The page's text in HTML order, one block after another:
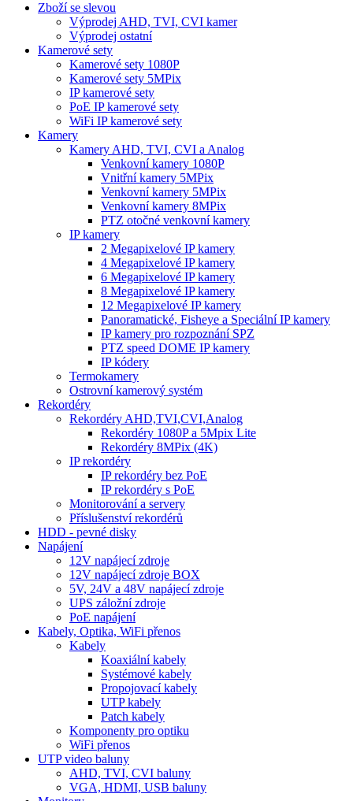
Zboží se slevou
Výprodej AHD, TVI, CVI kamer
Výprodej ostatní
Kamerové sety
Kamerové sety 1080P
Kamerové sety 5MPix
IP kamerové sety
PoE IP kamerové sety
WiFi IP kamerové sety
Kamery
Kamery AHD, TVI, CVI a Analog
Venkovní kamery 1080P
Vnitřní kamery 5MPix
Venkovní kamery 5MPix
Venkovní kamery 8MPix
PTZ otočné venkovní kamery
IP kamery
2 Megapixelové IP kamery
4 Megapixelové IP kamery
6 Megapixelové IP kamery
8 Megapixelové IP kamery
12 Megapixelové IP kamery
Panoramatické, Fisheye a Speciální IP kamery
IP kamery pro rozpoznání SPZ
PTZ speed DOME IP kamery
IP kódery
Termokamery
Ostrovní kamerový systém
Rekordéry
Rekordéry AHD,TVI,CVI,Analog
Rekordéry 1080P a 5Mpix Lite
Rekordéry 8MPix (4K)
IP rekordéry
IP rekordéry bez PoE
IP rekordéry s PoE
Monitorování a servery
Příslušenství rekordérů
HDD - pevné disky
Napájení
12V napájecí zdroje
12V napájecí zdroje BOX
5V, 24V a 48V napájecí zdroje
UPS záložní zdroje
PoE napájení
Kabely, Optika, WiFi přenos
Kabely
Koaxiální kabely
Systémové kabely
Propojovací kabely
UTP kabely
Patch kabely
Komponenty pro optiku
WiFi přenos
UTP video baluny
AHD, TVI, CVI baluny
VGA, HDMI, USB baluny